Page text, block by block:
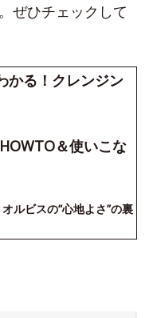
ぜひチェックして
かる！クレンジン
＆使いこな
ルビスの“心地よさ”の裏